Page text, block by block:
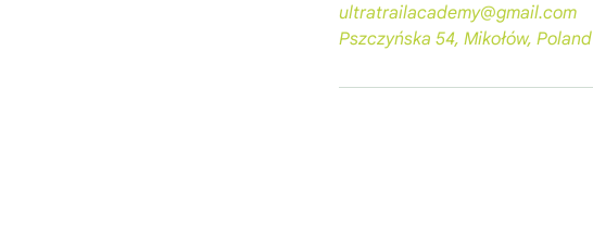
ultratrailacademy@gmail.com
Pszczyńska 54, Mikołów, Poland